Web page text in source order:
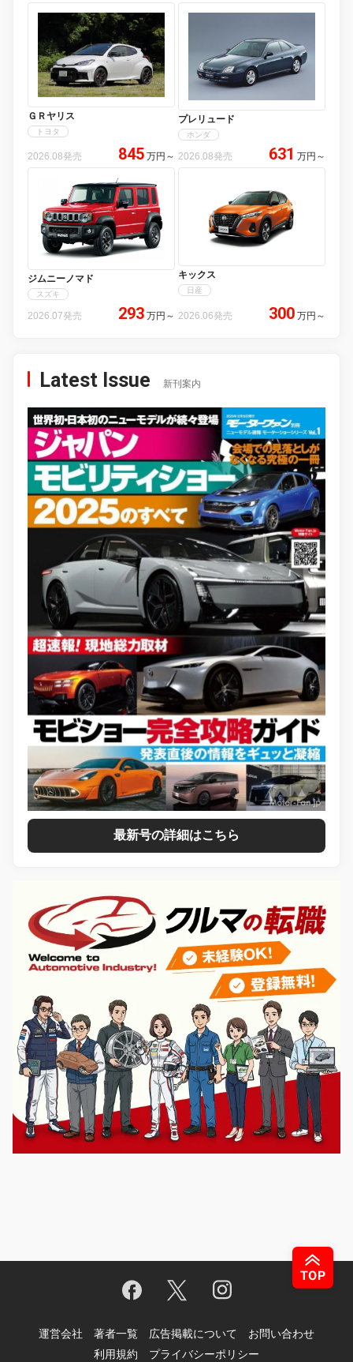
ＧＲヤリス
トヨタ
2026.08発売 845 万円 ～
プレリュード
ホンダ
2026.08発売 631 万円 ～
ジムニーノマド
スズキ
2026.07発売 293 万円 ～
キックス
日産
2026.06発売 300 万円 ～
Latest Issue 新刊案内
最新号の詳細はこちら
運営会社 著者一覧 広告掲載について
お問い合わせ
利用規約
プライバシーポリシー